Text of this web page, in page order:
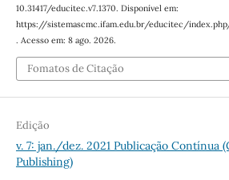
10.31417/educitec.v7.1370. Disponível em:
https://sistemascmc.ifam.edu.br/educitec/
. Acesso em: 8 ago. 2026.
Fomatos de Citação
Edição
v. 7: jan./dez. 2021 Publicação Contínua
Publishing)